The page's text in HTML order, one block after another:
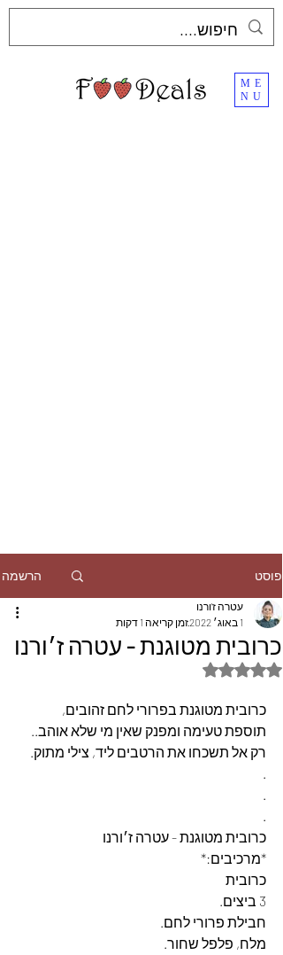
ME
NU
פוסט הרשמה
כרובית מטוגנת - עטרה ז׳ורנו
עטרה ז'ורנו
1 באוג׳ 2022
זמן קריאה 1 דקות
דירוג של NaN מתוך 5 כוכבים
כרובית מטוגנת בפרורי לחם זהובים,
תוספת טעימה ומפנק שאין מי שלא אוהב..
רק אל תשכחו את הרטבים ליד, צילי מתוק.
.
.
.
כרובית מטוגנת - עטרה ז׳ורנו
*מרכיבים:*
כרובית
3 ביצים.
חבילת פרורי לחם.
מלח, פלפל שחור.